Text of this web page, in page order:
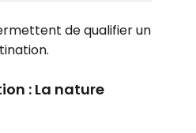
de qualifier un
: La nature